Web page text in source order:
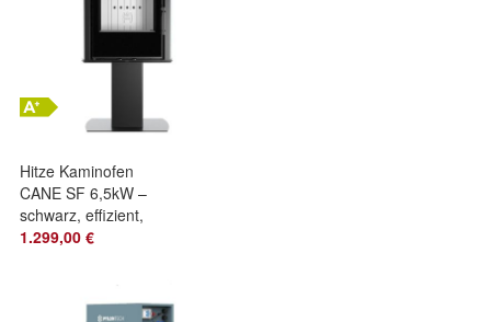
Hitze Kaminofen
CANE SF 6,5kW –
schwarz, effizient,
EEK A+, BImSchV
1.299,00 €